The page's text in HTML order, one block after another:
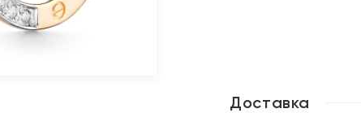
Доставка